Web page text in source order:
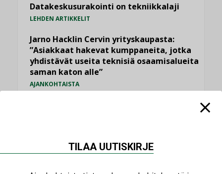
Datakeskusurakointi on tekniikkalaji
LEHDEN ARTIKKELIT
Jarno Hacklin Cervin yrityskaupasta:
”Asiakkaat hakevat kumppaneita, jotka
yhdistävät useita teknisiä osaamisalueita
saman katon alle”
AJANKOHTAISTA
LEHDEN ARTIKKELIT
TILAA UUTISKIRJE